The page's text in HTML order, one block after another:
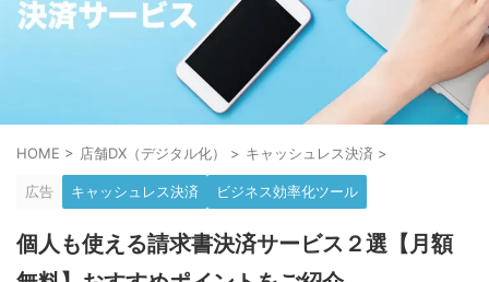
予約管理システム Shopify Air ビジネスツールズ
キャッシュレス決済端末１vs１ ジンドゥー
POSレジ スマレジ カラーミーショップ Wix
楽天ペイ stera pack WordPress
グーペ デジタルコンテンツ販売 仕入れサイト
HOME > 店舗DX（デジタル化） > キャッシュレス決済 >
広告 キャッシュレス決済 ビジネス効率化ツール
個人も使える請求書決済サービス２選【月額